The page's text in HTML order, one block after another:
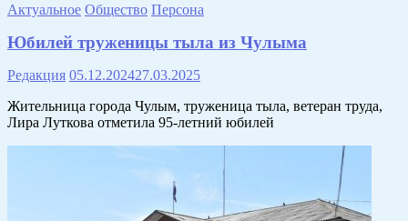
Актуальное Общество Персона
Юбилей труженицы тыла из Чулыма
Редакция 05.12.202427.03.2025
Жительница города Чулым, труженица тыла, ветеран труда,
Лира Луткова отметила 95-летний юбилей